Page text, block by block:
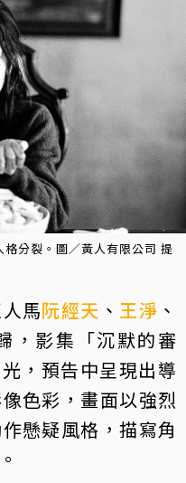
分裂。圖／黃人有限公司 提
馬阮經天 、 王淨 、
，影集「沉默的審
，預告中呈現出導
色彩，畫面以強烈
懸疑風格，描寫角